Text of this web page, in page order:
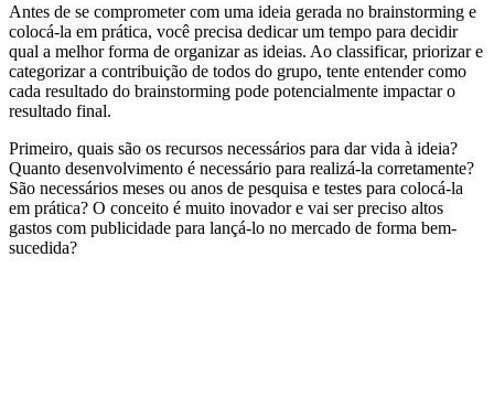
Antes de se comprometer com uma ideia gerada no brainstorming e
colocá-la em prática, você precisa dedicar um tempo para decidir
qual a melhor forma de organizar as ideias. Ao classificar, priorizar e
categorizar a contribuição de todos do grupo, tente entender como
cada resultado do brainstorming pode potencialmente impactar o
resultado final.
Primeiro, quais são os recursos necessários para dar vida à ideia?
Quanto desenvolvimento é necessário para realizá-la corretamente?
São necessários meses ou anos de pesquisa e testes para colocá-la
em prática? O conceito é muito inovador e vai ser preciso altos
gastos com publicidade para lançá-lo no mercado de forma bem-
sucedida?